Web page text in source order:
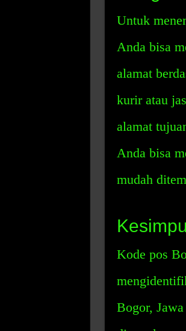
Untuk
Anda bisa
alamat
kurir atau
alamat
Anda bisa
mudah
Kode pos
Bogor,